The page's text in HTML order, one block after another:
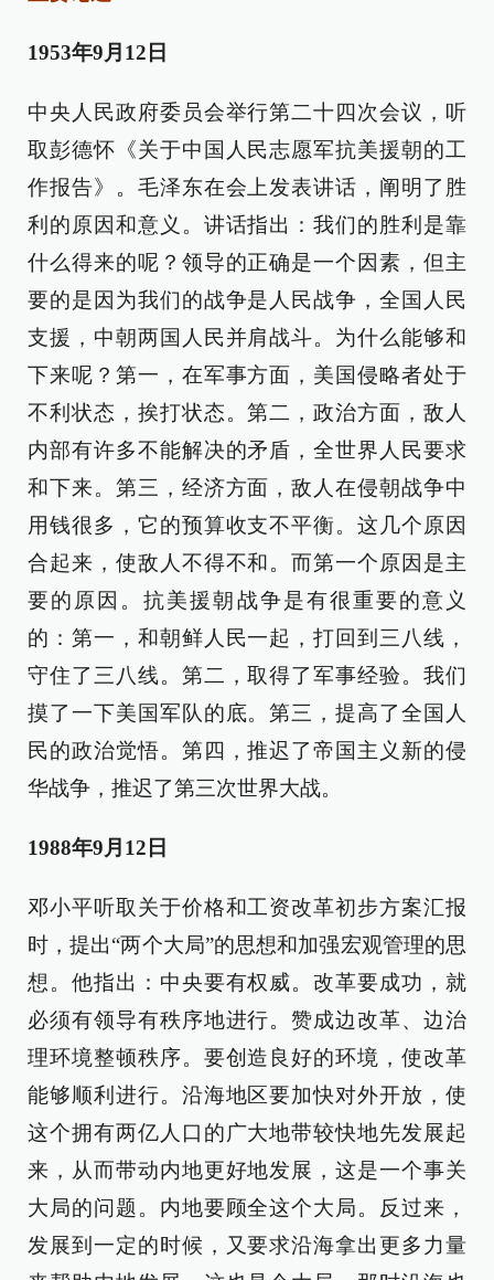
1953年9月12日
中央人民政府委员会举行第二十四次会议，听
取彭德怀《关于中国人民志愿军抗美援朝的工
作报告》。毛泽东在会上发表讲话，阐明了胜
利的原因和意义。讲话指出：我们的胜利是靠
什么得来的呢？领导的正确是一个因素，但主
要的是因为我们的战争是人民战争，全国人民
支援，中朝两国人民并肩战斗。为什么能够和
下来呢？第一，在军事方面，美国侵略者处于
不利状态，挨打状态。第二，政治方面，敌人
内部有许多不能解决的矛盾，全世界人民要求
和下来。第三，经济方面，敌人在侵朝战争中
用钱很多，它的预算收支不平衡。这几个原因
合起来，使敌人不得不和。而第一个原因是主
要的原因。抗美援朝战争是有很重要的意义
的：第一，和朝鲜人民一起，打回到三八线，
守住了三八线。第二，取得了军事经验。我们
摸了一下美国军队的底。第三，提高了全国人
民的政治觉悟。第四，推迟了帝国主义新的侵
华战争，推迟了第三次世界大战。
1988年9月12日
邓小平听取关于价格和工资改革初步方案汇报
时，提出“两个大局”的思想和加强宏观管理的思
想。他指出：中央要有权威。改革要成功，就
必须有领导有秩序地进行。赞成边改革、边治
理环境整顿秩序。要创造良好的环境，使改革
能够顺利进行。沿海地区要加快对外开放，使
这个拥有两亿人口的广大地带较快地先发展起
来，从而带动内地更好地发展，这是一个事关
大局的问题。内地要顾全这个大局。反过来，
发展到一定的时候，又要求沿海拿出更多力量